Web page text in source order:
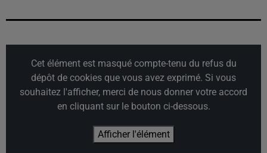
Cet élément est masqué compte-tenu du refus du
dépôt de cookies que vous avez exprimé. Si vous
souhaitez l'afficher, merci de nous donner votre accord
en cliquant sur le bouton ci-dessous.
Afficher l'élément